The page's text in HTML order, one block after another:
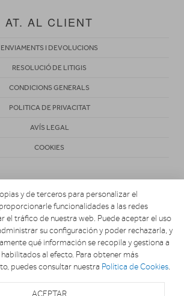
AT. AL CLIENT
ENVIAMENTS I DEVOLUCIONS
RESOLUCIÓ DE LITIGIS
CONDICIONS GENERALS
POLITICA DE PRIVACITAT
AVÍS LEGAL
COOKIES
Copyright 2026. Vila Activa
y de terceros para personalizar el
funcionalidades a las redes
el tráfico de nuestra web. Puede aceptar el uso
su configuración y poder rechazarla, y
qué información se recopila y gestiona a
al efecto. Para obtener más
puedes consultar nuestra Política de Cookies.
ACEPTAR